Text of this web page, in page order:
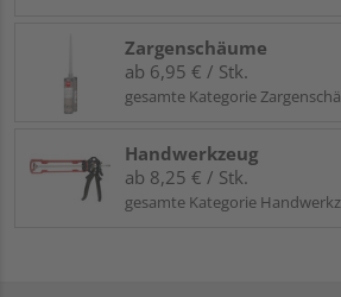
Zargenschäume
ab 6,95 € / Stk.
gesamte Kategorie
Handwerkzeug
ab 8,25 € / Stk.
gesamte Kategorie